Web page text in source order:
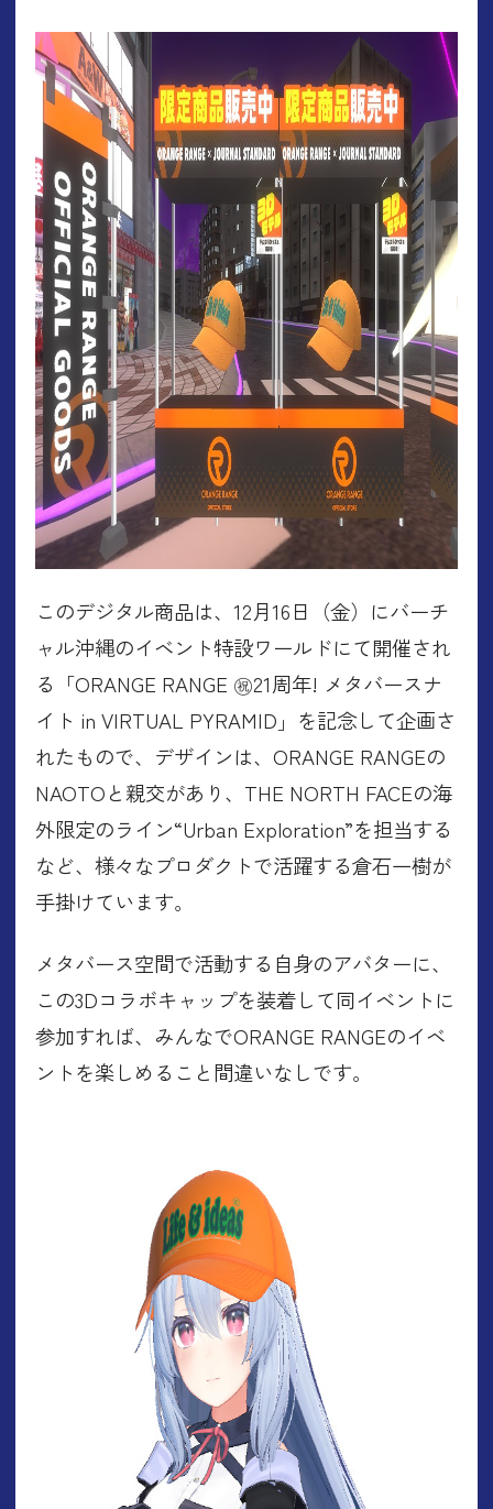
このデジタル商品は、12月16日（金）にバーチ
ャル沖縄のイベント特設ワールドにて開催され
る「ORANGE RANGE ㊗21周年! メタバースナ
イト in VIRTUAL PYRAMID」を記念して企画さ
れたもので、デザインは、ORANGE RANGEの
NAOTOと親交があり、THE NORTH FACEの海
外限定のライン“Urban Exploration”を担当する
など、様々なプロダクトで活躍する倉石一樹が
手掛けています。
メタバース空間で活動する自身のアバターに、
この3Dコラボキャップを装着して同イベントに
参加すれば、みんなでORANGE RANGEのイベ
ントを楽しめること間違いなしです。